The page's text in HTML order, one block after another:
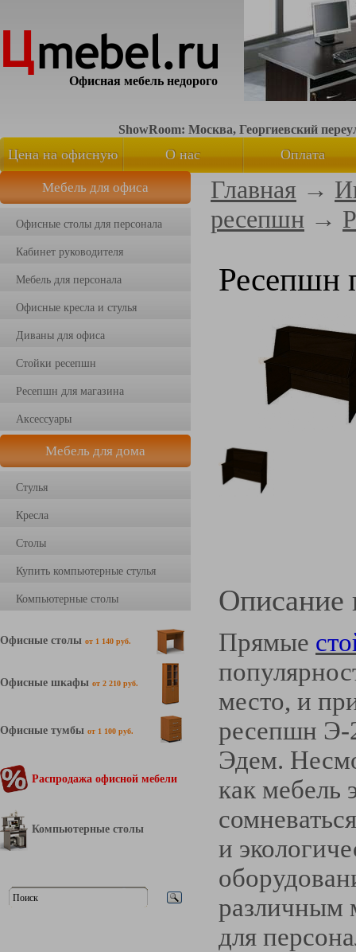
Офисная мебель недорого
ShowRoom: Москва, Георгиевский
Цена на офисную
мебель
О нас Оплата
Мебель для офиса
Офисные столы для персонала
Кабинет руководителя
Мебель для персонала
Офисные кресла и стулья
Диваны для офиса
Стойки ресепшн
Ресепшн для магазина
Аксессуары
Мебель для дома
Стулья
Кресла
Столы
Купить компьютерные стулья
Компьютерные столы
Офисные столы от 1 140 руб.
Офисные шкафы от 2 210 руб.
Офисные тумбы от 1 100 руб.
Распродажа офисной мебели
Компьютерные столы
Главная →
ресепшн →
Ресепшн
Описание
Прямые
место, и
ресепшн
Эдем.
как мебель
и
различным
для